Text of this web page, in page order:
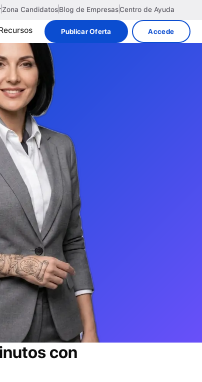
Zona CandidatosBlog de EmpresasCentro de Ayuda
Publicar Oferta Accede
con